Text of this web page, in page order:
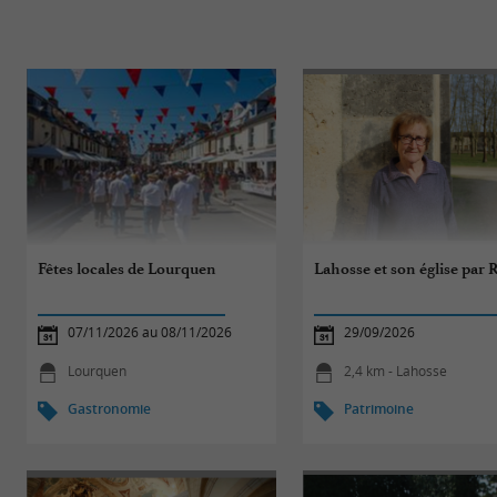
Fêtes locales de Lourquen
07/11/2026 au 08/11/2026
Lourquen
Gastronomie
Lahosse et son église par
29/09/2026
2,4 km - Lahosse
Patrimoine